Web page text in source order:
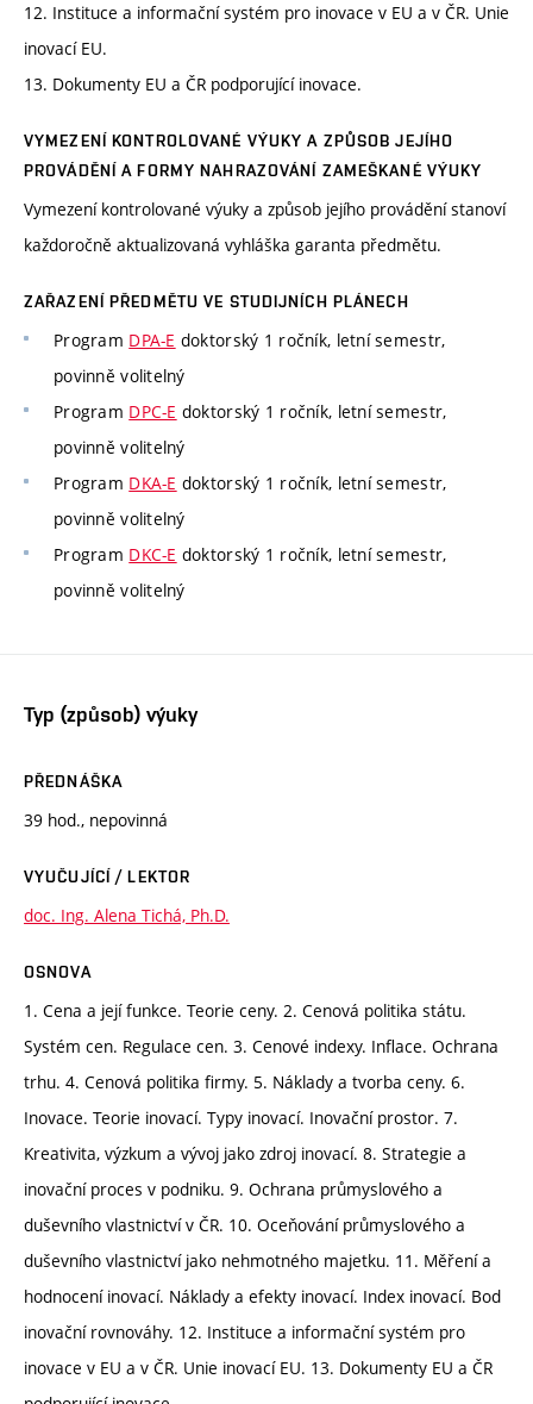
12. Instituce a informační systém pro inovace v EU a v ČR. Unie
inovací EU.
13. Dokumenty EU a ČR podporující inovace.
VYMEZENÍ KONTROLOVANÉ VÝUKY A ZPŮSOB JEJÍHO
PROVÁDĚNÍ A FORMY NAHRAZOVÁNÍ ZAMEŠKANÉ VÝUKY
Vymezení kontrolované výuky a způsob jejího provádění stanoví
každoročně aktualizovaná vyhláška garanta předmětu.
ZAŘAZENÍ PŘEDMĚTU VE STUDIJNÍCH PLÁNECH
Program DPA-E doktorský 1 ročník, letní semestr,
povinně volitelný
Program DPC-E doktorský 1 ročník, letní semestr,
povinně volitelný
Program DKA-E doktorský 1 ročník, letní semestr,
povinně volitelný
Program DKC-E doktorský 1 ročník, letní semestr,
povinně volitelný
Typ (způsob) výuky
PŘEDNÁŠKA
39 hod., nepovinná
VYUČUJÍCÍ / LEKTOR
doc. Ing. Alena Tichá, Ph.D.
OSNOVA
1. Cena a její funkce. Teorie ceny. 2. Cenová politika státu.
Systém cen. Regulace cen. 3. Cenové indexy. Inflace. Ochrana
trhu. 4. Cenová politika firmy. 5. Náklady a tvorba ceny. 6.
Inovace. Teorie inovací. Typy inovací. Inovační prostor. 7.
Kreativita, výzkum a vývoj jako zdroj inovací. 8. Strategie a
inovační proces v podniku. 9. Ochrana průmyslového a
duševního vlastnictví v ČR. 10. Oceňování průmyslového a
duševního vlastnictví jako nehmotného majetku. 11. Měření a
hodnocení inovací. Náklady a efekty inovací. Index inovací. Bod
inovační rovnováhy. 12. Instituce a informační systém pro
inovace v EU a v ČR. Unie inovací EU. 13. Dokumenty EU a ČR